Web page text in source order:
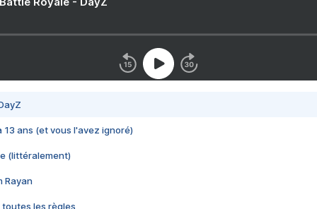
13 ans (et vous l'avez ignoré)
(littéralement)
Rayan
toutes les règles